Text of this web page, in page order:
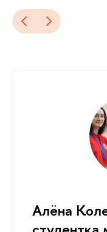
Алёна